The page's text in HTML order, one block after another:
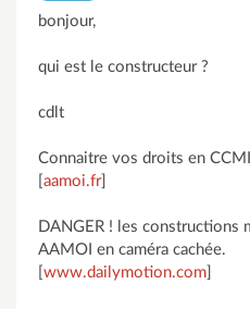
bonjour,
qui est le constructeur ?
cdlt
Connaitre vos droits en CCMI
aamoi.fr]
DANGER ! les constructions
AAMOI en caméra cachée.
www.dailymotion.com